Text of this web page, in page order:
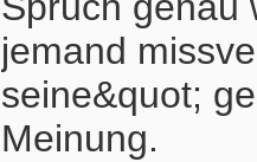
jemand
seine&quot;
Meinung.